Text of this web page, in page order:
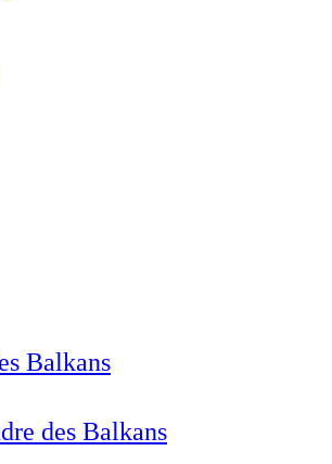
Balkans
des Balkans